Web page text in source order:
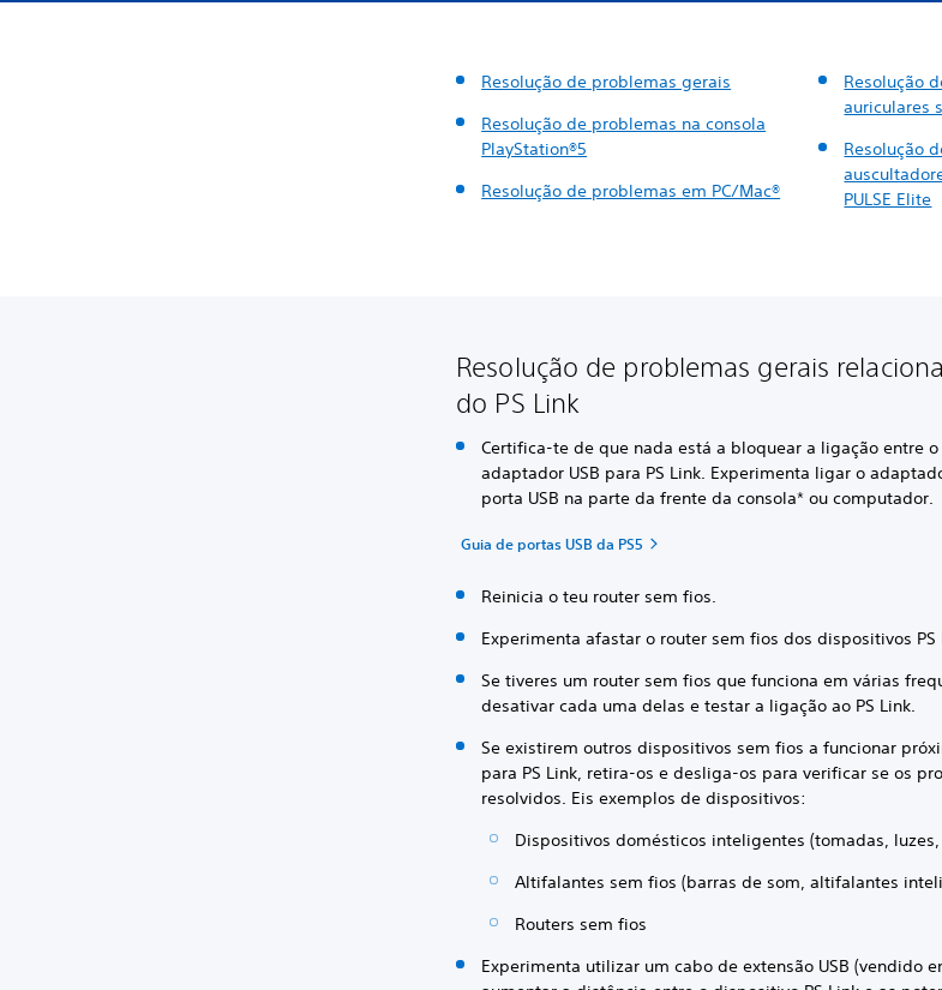
Resolução de problemas gerais
Resolução de problemas na consola
PlayStation®5
Resolução de problemas em PC/Mac®
Resolução
auriculares
Resolução
PULSE Elite
Resolução de problemas gerais
do PS Link
Certifica-te de que nada está a bloquear a ligação entre
adaptador USB para PS Link. Experimenta ligar o
porta USB na parte da frente da consola* ou computador.
Guia de portas USB da PS5
Reinicia o teu router sem fios.
Experimenta afastar o router sem fios dos dispositivos PS
Se tiveres um router sem fios que funciona em várias
desativar cada uma delas e testar a ligação ao PS Link.
Se existirem outros dispositivos sem fios a funcionar
para PS Link, retira-os e desliga-os para verificar se os
resolvidos. Eis exemplos de dispositivos:
Dispositivos domésticos inteligentes (tomadas,
Altifalantes sem fios (barras de som, altifalantes
Routers sem fios
Experimenta utilizar um cabo de extensão USB (vendido